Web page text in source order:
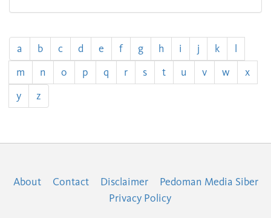
a b c d e f g h i j k
l
m
n o p q r s t u v w
x
y
z
About Contact Disclaimer
Pedoman Media Siber
Privacy Policy